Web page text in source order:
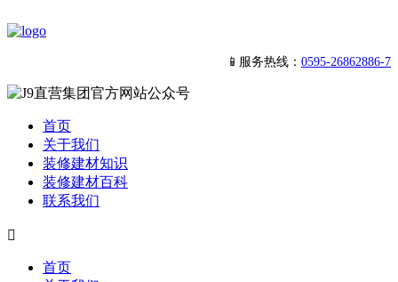
📱服务热线： 0595-26862886-7
首页
关于我们
装修建材知识
装修建材百科
联系我们

首页